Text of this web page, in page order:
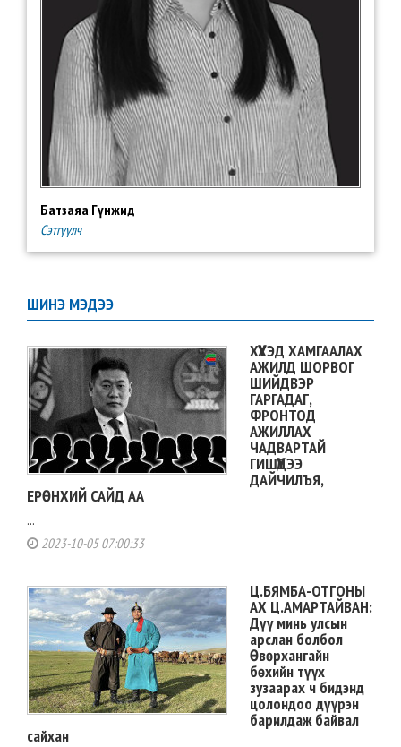
Батзаяа Гүнжид
Сэтгүүлч
ШИНЭ МЭДЭЭ
ХҮҮХЭД ХАМГААЛАХ
АЖИЛД ШОРВОГ
ШИЙДВЭР
ГАРГАДАГ,
ФРОНТОД
АЖИЛЛАХ
ЧАДВАРТАЙ
ГИШҮҮДЭЭ
ДАЙЧИЛЪЯ,
ЕРӨНХИЙ САЙД АА
...
2023-10-05 07:00:33
Ц.БЯМБА-ОТГОНЫ
АХ Ц.АМАРТАЙВАН:
Дүү минь улсын
арслан болбол
Өвөрхангайн
бөхийн түүх
зузаарах ч бидэнд
цолондоо дүүрэн
барилдаж байвал
сайхан